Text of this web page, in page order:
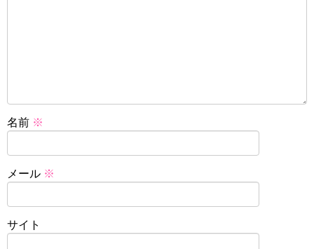
名前 ※
メール ※
サイト